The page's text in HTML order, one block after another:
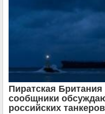
Пиратская
сообщники
российских танкеров